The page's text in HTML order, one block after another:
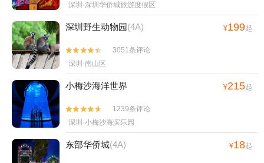
深圳·深圳华侨城旅游度假区
深圳野生动物园(4A) ¥199起


3051条评论
深圳·南山区
小梅沙海洋世界 ¥215起


1239条评论
深圳·小梅沙海滨乐园
东部华侨城(4A) ¥18起